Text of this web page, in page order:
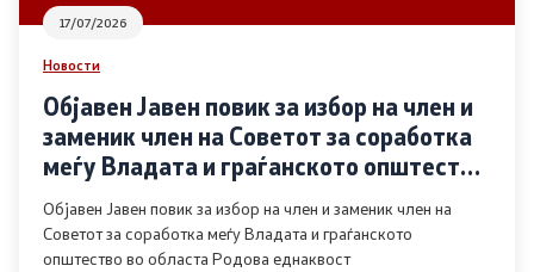
Дијалог меѓу Владата и граѓанскиот сектор
Отворени денови за иницијативи на граѓанските
организации
Финансиска поддршка
17/07/2026
Новости
Објавен Јавен повик за избор на член и
заменик член на Советот за соработка
меѓу Владата и граѓанското општество
во областа Родова еднаквост
Објавен Јавен повик за избор на член и заменик член на
Советот за соработка меѓу Владата и граѓанското
општество во областа Родова еднаквост